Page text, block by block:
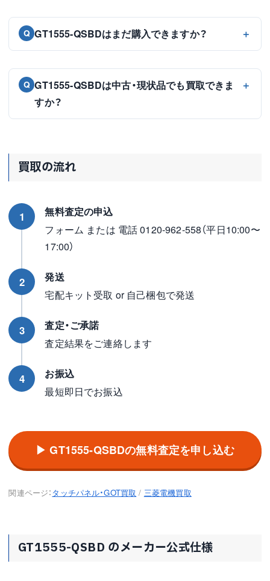
Q GT1555-QSBDはまだ購入できますか？
Q GT1555-QSBDは中古・現状品でも買取できま
すか？
買取の流れ
1
無料査定の申込
フォーム または 電話 0120-962-558（平日10:00〜
17:00）
2
発送
宅配キット受取 or 自己梱包で発送
3
査定・ご承諾
査定結果をご連絡します
4
お振込
最短即日でお振込
▶ GT1555-QSBDの無料査定を申し込む
関連ページ：タッチパネル・GOT買取 / 三菱電機買取
GT1555-QSBD のメーカー公式仕様